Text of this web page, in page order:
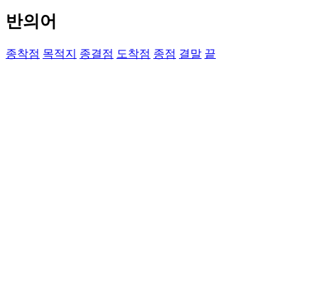
반의어
종착점 목적지 종결점 도착점 종점 결말 끝